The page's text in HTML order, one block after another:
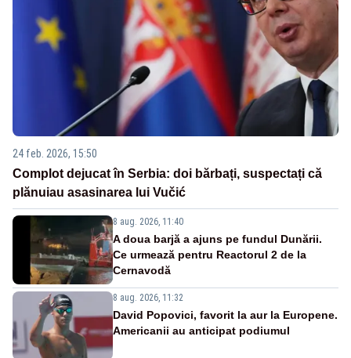
24 feb. 2026, 15:50
Complot dejucat în Serbia: doi bărbați, suspectați că
plănuiau asasinarea lui Vučić
8 aug. 2026, 11:40
A doua barjă a ajuns pe fundul Dunării.
Ce urmează pentru Reactorul 2 de la
Cernavodă
8 aug. 2026, 11:32
David Popovici, favorit la aur la Europene.
Americanii au anticipat podiumul